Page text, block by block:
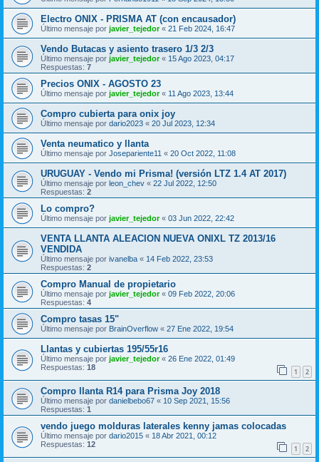
Electro ONIX - PRISMA AT (con encausador)
Último mensaje por javier_tejedor« 21 Feb 2024, 16:47
Vendo Butacas y asiento trasero 1/3 2/3
Último mensaje por javier_tejedor« 15 Ago 2023, 04:17
Respuestas: 7
Precios ONIX - AGOSTO 23
Último mensaje por javier_tejedor« 11 Ago 2023, 13:44
Compro cubierta para onix joy
Último mensaje por dario2023 « 20 Jul 2023, 12:34
Venta neumatico y llanta
Último mensaje por Josepariente11 « 20 Oct 2022, 11:08
URUGUAY - Vendo mi Prisma! (versión LTZ 1.4 AT 2017)
Último mensaje por leon_chev « 22 Jul 2022, 12:50
Respuestas: 2
Lo compro?
Último mensaje por javier_tejedor« 03 Jun 2022, 22:42
VENTA LLANTA ALEACION NUEVA ONIXL TZ 2013/16
VENDIDA
Último mensaje por ivanelba « 14 Feb 2022, 23:53
Respuestas: 2
Compro Manual de propietario
Último mensaje por javier_tejedor« 09 Feb 2022, 20:06
Respuestas: 4
Compro tasas 15"
Último mensaje por BrainOverflow « 27 Ene 2022, 19:54
Llantas y cubiertas 195/55r16
Último mensaje por javier_tejedor« 26 Ene 2022, 01:49
Respuestas: 18 1 2
Compro llanta R14 para Prisma Joy 2018
Último mensaje por danielbebo67 « 10 Sep 2021, 15:56
Respuestas: 1
vendo juego molduras laterales kenny jamas colocadas
Último mensaje por dario2015 « 18 Abr 2021, 00:12
Respuestas: 12 1 2